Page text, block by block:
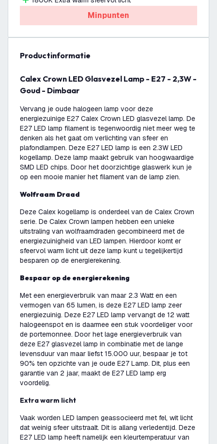
Minpunten
productinformatie
Calex Crown LED Glasvezel Lamp - E27 - 2,3W -
Goud - Dimbaar
Vervang je oude halogeen lamp voor deze
energiezuinige E27 Calex Crown LED glasvezel lamp. De
E27 LED lamp filament is tegenwoordig niet meer weg te
denken als het gaat om verlichting van sfeer en
plafondlampen. Deze E27 LED lamp is een 2.3W LED
kogellamp. Deze lamp maakt gebruik van hoogwaardige
SMD LED chips. Door het doorzichtige glaswerk kun je
op een mooie manier het filament van de lamp zien.
Wolfraam Draad
Deze Calex kogellamp is onderdeel van de Calex Crown
serie. De Calex Crown lampen hebben een unieke
uitstraling van wolfraamdraden gecombineerd met de
energiezuinigheid van LED lampen. Hierdoor komt er
sfeervol warm licht uit deze lamp kunt u tegelijkertijd
besparen op de energierekening.
Bespaar op de energierekening
Met een energieverbruik van maar 2.3 Watt en een
vermogen van 65 lumen, is deze E27 LED lamp zeer
energiezuinig. Deze E27 LED lamp vervangt de 12 watt
halogeenspot en is daarmee een stuk voordeliger voor
de portemonnee. Door het lage energieverbruik van
deze E27 glasvezel lamp in combinatie met de lange
levensduur van maar liefst 15.000 uur, bespaar je tot
90% ten opzichte van je oude E27 Lamp. Dit, plus een
garantie van 2 jaar, maakt de E27 LED lamp erg
voordelig.
Extra warm licht
Vaak worden LED lampen geassocieerd met fel, wit licht
dat weinig sfeer uitstraalt. Dit is allang verledentijd. Deze
E27 LED lamp heeft namelijk een kleurtemperatuur van